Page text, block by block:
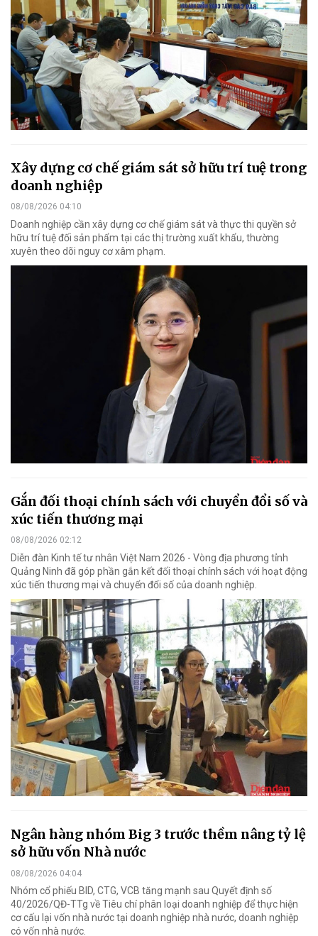
Xây dựng cơ chế giám sát sở hữu trí tuệ trong
doanh nghiệp
08/08/2026 04:10
Doanh nghiệp cần xây dựng cơ chế giám sát và thực thi quyền sở
hữu trí tuệ đối sản phẩm tại các thị trường xuất khẩu, thường
xuyên theo dõi nguy cơ xâm phạm.
Gắn đối thoại chính sách với chuyển đổi số và
xúc tiến thương mại
08/08/2026 02:12
Diễn đàn Kinh tế tư nhân Việt Nam 2026 - Vòng địa phương tỉnh
Quảng Ninh đã góp phần gắn kết đối thoại chính sách với hoạt động
xúc tiến thương mại và chuyển đổi số của doanh nghiệp.
Ngân hàng nhóm Big 3 trước thềm nâng tỷ lệ
sở hữu vốn Nhà nước
08/08/2026 04:04
Nhóm cổ phiếu BID, CTG, VCB tăng mạnh sau Quyết định số
40/2026/QĐ-TTg về Tiêu chí phân loại doanh nghiệp để thực hiện
cơ cấu lại vốn nhà nước tại doanh nghiệp nhà nước, doanh nghiệp
có vốn nhà nước.